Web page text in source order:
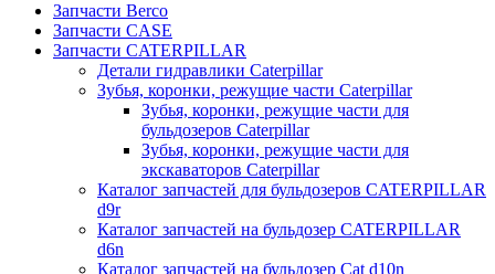
Запчасти Berco
Запчасти CASE
Запчасти CATERPILLAR
Детали гидравлики Caterpillar
Зубья, коронки, режущие части Caterpillar
Зубья, коронки, режущие части для
бульдозеров Caterpillar
Зубья, коронки, режущие части для
экскаваторов Caterpillar
Каталог запчастей для бульдозеров CATERPILLAR
d9r
Каталог запчастей на бульдозер CATERPILLAR
d6n
Каталог запчастей на бульдозер Сat d10n